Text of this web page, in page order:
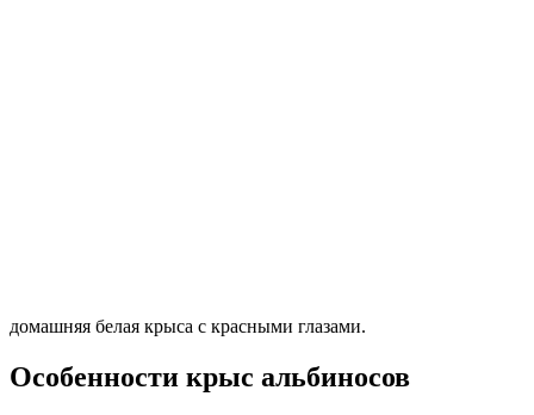
домашняя белая крыса с красными глазами.
Особенности крыс альбиносов